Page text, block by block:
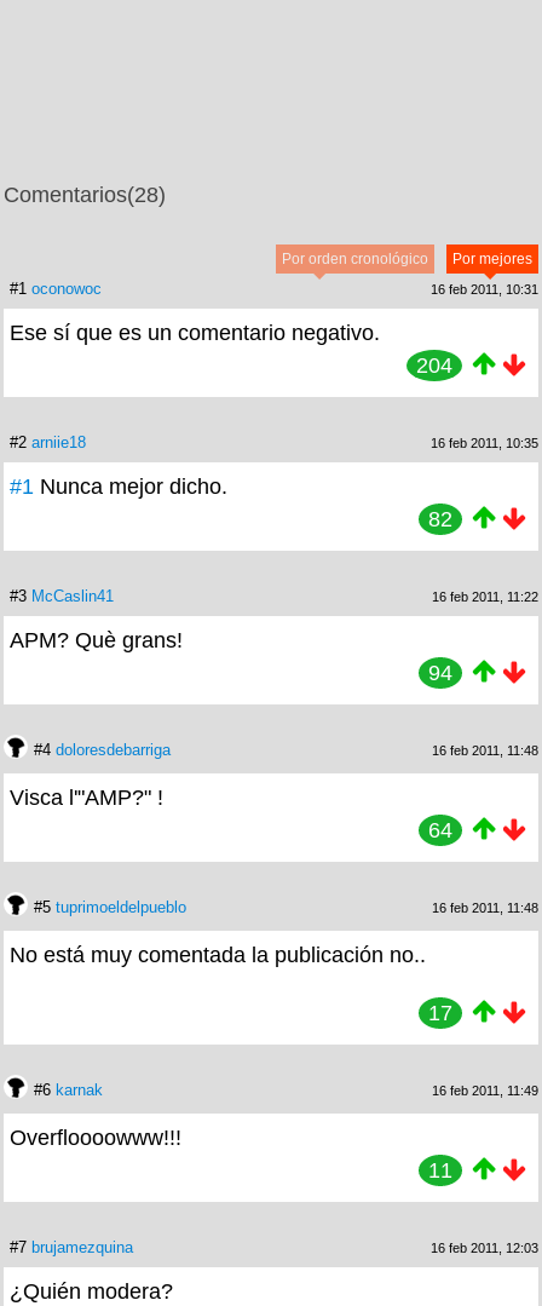
Comentarios(28)
Por mejores
Por orden cronológico
#1 oconowoc 16 feb 2011, 10:31
Ese sí que es un comentario negativo.
204
#2 arniie18 16 feb 2011, 10:35
#1 Nunca mejor dicho.
82
#3 McCaslin41 16 feb 2011, 11:22
APM? Què grans!
94
#4 doloresdebarriga 16 feb 2011, 11:48
Visca l'"AMP?" !
64
#5 tuprimoeldelpueblo 16 feb 2011, 11:48
No está muy comentada la publicación no..
17
#6 karnak 16 feb 2011, 11:49
Overfloooowww!!!
11
#7 brujamezquina 16 feb 2011, 12:03
¿Quién modera?